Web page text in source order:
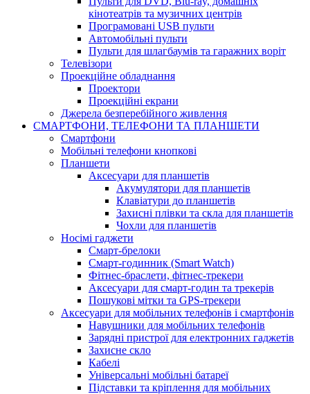
кінотеатрів та музичних центрів
Програмовані USB пульти
Автомобільні пульти
Пульти для шлагбаумів та гаражних воріт
Телевізори
Проекційне обладнання
Проектори
Проекційні екрани
Джерела безперебійного живлення
СМАРТФОНИ, ТЕЛЕФОНИ ТА ПЛАНШЕТИ
Смартфони
Мобільні телефони кнопкові
Планшети
Аксесуари для планшетів
Акумулятори для планшетів
Клавіатури до планшетів
Захисні плівки та скла для планшетів
Чохли для планшетів
Носімі гаджети
Смарт-брелоки
Смарт-годинник (Smart Watch)
Фітнес-браслети, фітнес-трекери
Аксесуари для смарт-годин та трекерів
Пошукові мітки та GPS-трекери
Аксесуари для мобільних телефонів і смартфонів
Навушники для мобільних телефонів
Зарядні пристрої для електронних гаджетів
Захисне скло
Кабелі
Універсальні мобільні батареї
Підставки та кріплення для мобільних